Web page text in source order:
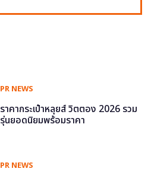
PR NEWS
ราคากระเป๋าหลุยส์ วิตตอง 2026 รวม
รุ่นยอดนิยมพร้อมราคา
PR NEWS